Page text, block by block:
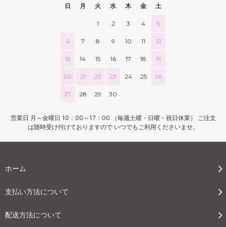
日 月 火 水 木 金 土
1 2 3 4 5
6 7 8 9 10 11 12
13 14 15 16 17 18 19
20 21 22 23 24 25 26
27 28 29 30
営業日 月～金曜日 10：00～17：00 （毎週土曜・日曜・祝日休業） ご注文
は随時受け付けておりますので いつでもご利用くださいませ。
ホーム
支払い方法について
配送方法について